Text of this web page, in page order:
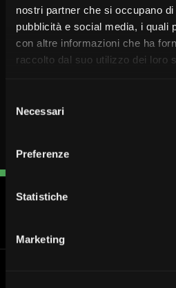
nostri partner che si occupano di
pubblicità e social media, i quali
con altre informazioni che ha
raccolto dal suo utilizzo dei loro
delNecessari
Preferenze
Statistiche
Marketing